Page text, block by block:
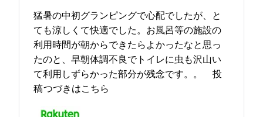
猛暑の中初グランピングで心配でしたが、と
ても涼しくて快適でした。お風呂等の施設の
利用時間が朝からできたらよかったなと思っ
たのと、早朝体調不良でトイレに虫も沢山い
て利用しずらかった部分が残念です。。… 2021-09-01 10:31:53投
稿つづきはこちら